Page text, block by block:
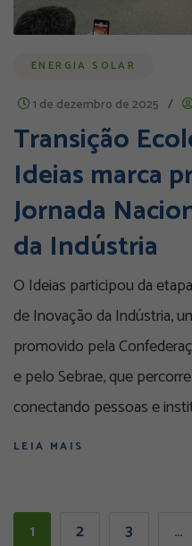
ENERGIA SOLAR
1 de dezembro de 2025 /
Transição
Ideias marca
Jornada
da Indústria
O Ideias participou da
de Inovação da Indústria,
promovido pela
e pelo Sebrae, que
conectando pessoas e
LEIA MAIS
1 2 3 …